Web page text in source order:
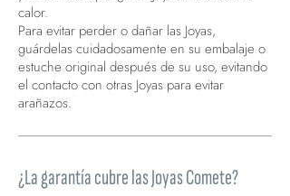
calor.
Para evitar perder o dañar las Joyas,
guárdelas cuidadosamente en su embalaje o
estuche original después de su uso, evitando
el contacto con otras Joyas para evitar
arañazos.
¿La garantía cubre las Joyas Comete?